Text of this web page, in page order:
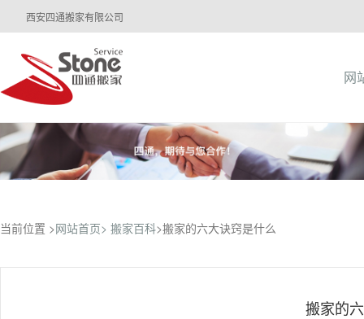
西安四通搬家有限公司
网
当前位置 >网站首页> 搬家百科>搬家的六大诀窍是什么
搬家的